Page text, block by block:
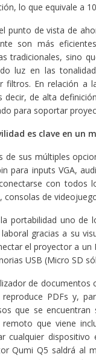
lo que equivale a
punto de vista de
son más
tradicionales, sino
luz en las
filtros. En relación a
decir, de alta
para soportar
es clave en un
de sus múltiples
para inputs VGA,
con todos
consolas de
portabilidad uno de
gracias a su
el proyector a
USB (Micro SD
de
reproduce PDFs y,
que se
que viene
cualquier
Qumi Q5 saldrá al